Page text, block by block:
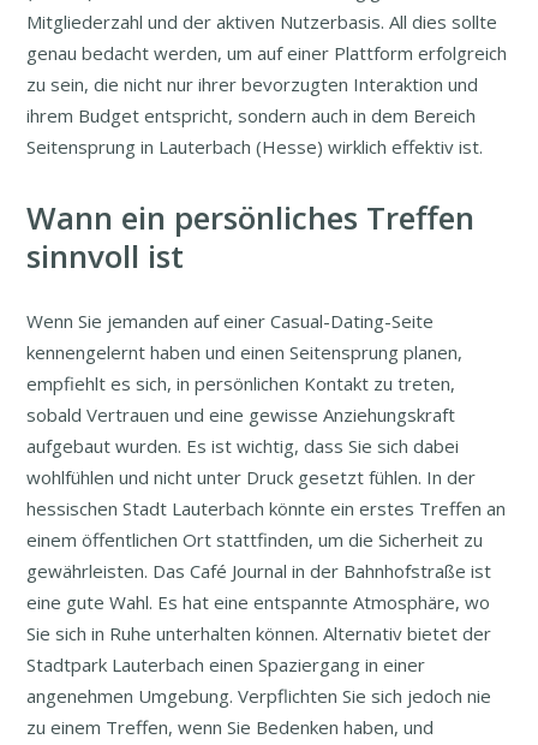
Mitgliederzahl und der aktiven Nutzerbasis. All dies sollte
genau bedacht werden, um auf einer Plattform erfolgreich
zu sein, die nicht nur ihrer bevorzugten Interaktion und
ihrem Budget entspricht, sondern auch in dem Bereich
Seitensprung in Lauterbach (Hesse) wirklich effektiv ist.
Wann ein persönliches Treffen
sinnvoll ist
Wenn Sie jemanden auf einer Casual-Dating-Seite
kennengelernt haben und einen Seitensprung planen,
empfiehlt es sich, in persönlichen Kontakt zu treten,
sobald Vertrauen und eine gewisse Anziehungskraft
aufgebaut wurden. Es ist wichtig, dass Sie sich dabei
wohlfühlen und nicht unter Druck gesetzt fühlen. In der
hessischen Stadt Lauterbach könnte ein erstes Treffen an
einem öffentlichen Ort stattfinden, um die Sicherheit zu
gewährleisten. Das Café Journal in der Bahnhofstraße ist
eine gute Wahl. Es hat eine entspannte Atmosphäre, wo
Sie sich in Ruhe unterhalten können. Alternativ bietet der
Stadtpark Lauterbach einen Spaziergang in einer
angenehmen Umgebung. Verpflichten Sie sich jedoch nie
zu einem Treffen, wenn Sie Bedenken haben, und